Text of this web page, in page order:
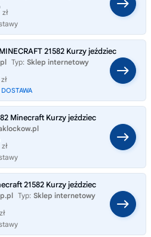
zł
21582 Kurzy jeździec
Typ: Sklep internetowy
zł
Minecraft Kurzy jeździec
zł
21582 Kurzy jeździec
Typ: Sklep internetowy
zł